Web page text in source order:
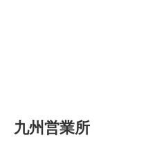
九州営業所